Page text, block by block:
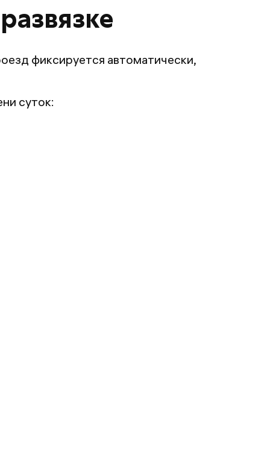
фиксируется автоматически,
суток: